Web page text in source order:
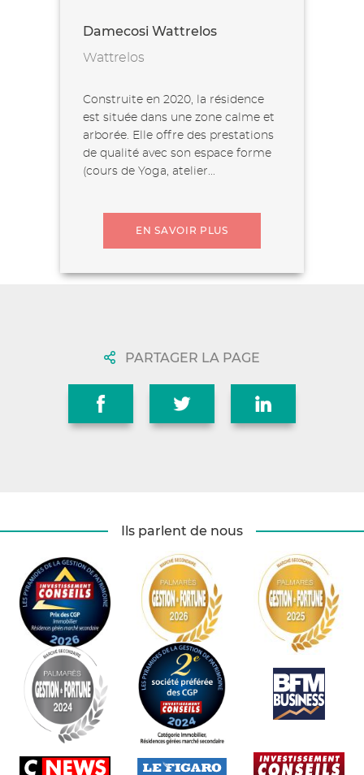
Damecosi Wattrelos
Wattrelos
Construite en 2020, la résidence
est située dans une zone calme et
arborée. Elle offre des prestations
de qualité avec son espace forme
(cours de Yoga, atelier...
EN SAVOIR PLUS
PARTAGER LA PAGE
Ils parlent de nous